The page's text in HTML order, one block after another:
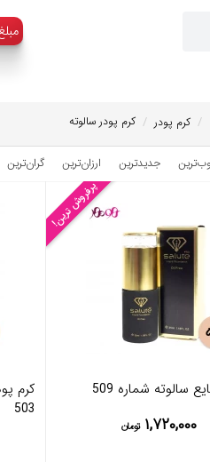
/ کرم پودر / کرم پودر سالوته
جدیدترین ارزان‌ترین گران‌ترین
پرفروش ترین!
سالوته شماره 509
۱,۷۲۰,۰۰۰ تومان
503